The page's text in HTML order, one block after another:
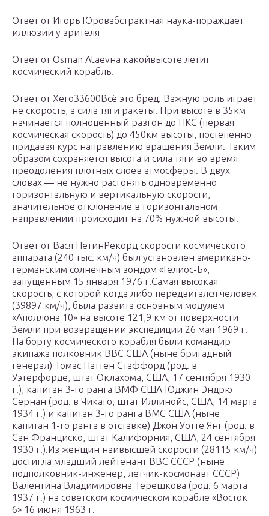
Ответ от Игорь Юровабстрактная наука-пораждает
иллюзии у зрителя
Ответ от Osman Ataevна какойвысоте летит
космический корабль.
Ответ от Xero33600Всё это бред. Важную роль играет
не скорость, а сила тяги ракеты. При высоте в 35км
начинается полноценный разгон до ПКС (первая
космическая скорость) до 450км высоты, постепенно
придавая курс направлению вращения Земли. Таким
образом сохраняется высота и сила тяги во время
преодоления плотных слоёв атмосферы. В двух
словах — не нужно расгонять одновременно
горизонтальную и вертикальную скорости,
значительное отклонение в горизонтальном
направлении происходит на 70% нужной высоты.
Ответ от Вася ПетинРекорд скорости космического
аппарата (240 тыс. км/ч) был установлен американо-
германским солнечным зондом «Гелиос-Б»,
запущенным 15 января 1976 г.Самая высокая
скорость, с которой когда либо передвигался человек
(39897 км/ч), была развита основным модулем
«Аполлона 10» на высоте 121,9 км от поверхности
Земли при возвращении экспедиции 26 мая 1969 г.
На борту космического корабля были командир
экипажа полковник ВВС США (ныне бригадный
генерал) Томас Паттен Стаффорд (род. в
Уэтерфорде, штат Оклахома, США, 17 сентября 1930
г.), капитан 3-го ранга ВМФ США Юджин Эндрю
Сернан (род. в Чикаго, штат Иллинойс, США, 14 марта
1934 г.) и капитан 3-го ранга ВМС США (ныне
капитан 1-го ранга в отставке) Джон Уотте Янг (род. в
Сан Франциско, штат Калифорния, США, 24 сентября
1930 г.).Из женщин наивысшей скорости (28115 км/ч)
достигла младший лейтенант ВВС СССР (ныне
подполковник-инженер, летчик-космонавт СССР)
Валентина Владимировна Терешкова (род. 6 марта
1937 г.) на советском космическом корабле «Восток
6» 16 июня 1963 г.